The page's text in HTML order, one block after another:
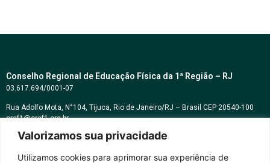
Valorizamos sua privacidade
Utilizamos cookies para aprimorar sua experiência de
Conselho Regional de Educação Física da 1ª Região – RJ
03.617.694/0001-07
Rua Adolfo Mota, N°104, Tijuca, Rio de Janeiro/RJ – Brasil CEP 20540-100
cref1@cref1.org.br
Assessoria de comunicação: